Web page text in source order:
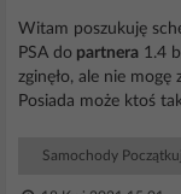
Witam poszukuję
PSA do partnera 1.4
zginęło, ale nie mogę
Posiada może ktoś
Samochody